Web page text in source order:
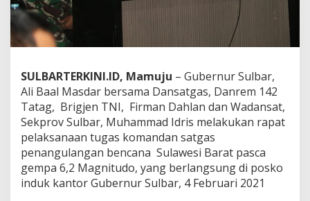
a
o
r
a
i
d
e
n
g
a
SULBARTERKINI.ID, Mamuju – Gubernur Sulbar,
Ali Baal Masdar bersama Dansatgas, Danrem 142
Tatag, Brigjen TNI, Firman Dahlan dan Wadansat,
Sekprov Sulbar, Muhammad Idris melakukan rapat
pelaksanaan tugas komandan satgas
penangulangan bencana Sulawesi Barat pasca
gempa 6,2 Magnitudo, yang berlangsung di posko
induk kantor Gubernur Sulbar, 4 Februari 2021